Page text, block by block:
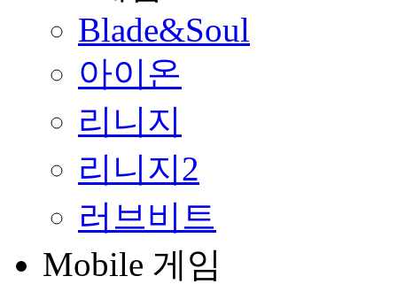
Blade&Soul
아이온
리니지
리니지2
러브비트
Mobile 게임